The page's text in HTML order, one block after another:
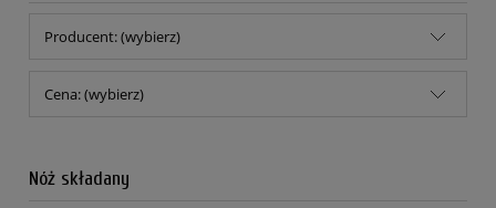
Producent: (wybierz)
Cena: (wybierz)
Nóż składany